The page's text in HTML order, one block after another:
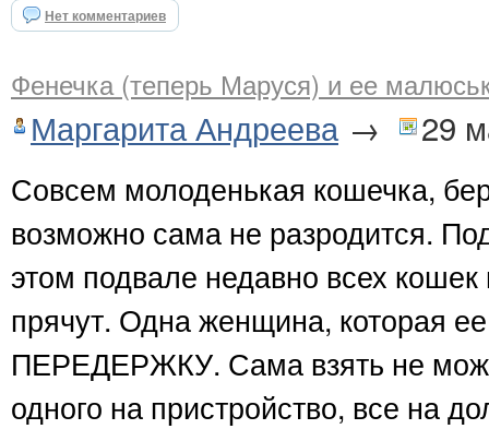
Нет комментариев
Фенечка (теперь Маруся) и ее
Маргарита Андреева → 29
Совсем молоденькая кошечка,
возможно сама не разродится.
этом подвале недавно всех
прячут. Одна женщина, которая
ПЕРЕДЕРЖКУ. Сама взять не
одного на пристройство, все на